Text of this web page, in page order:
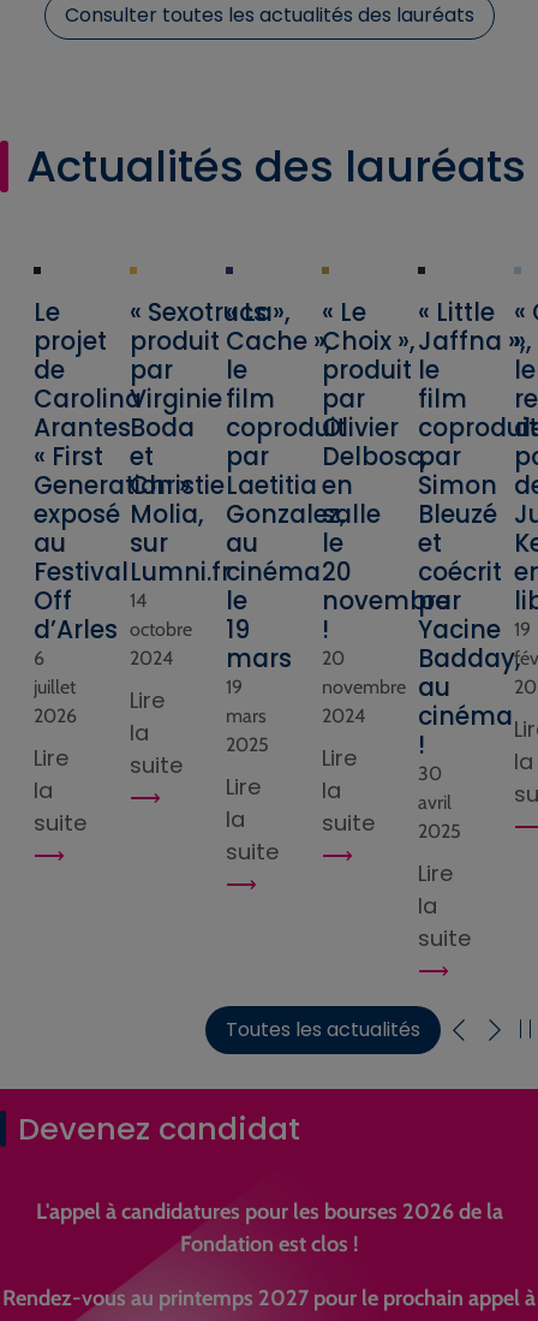
Consulter toutes les actualités des lauréats
Actualités des lauréats
Le
projet
de
Carolina
Arantes
« First
Generation »
exposé
au
Festival
Off
d’Arles
6
juillet
2026
Lire
la
suite
« Sexotrucs »,
produit
par
Virginie
Boda
et
Christie
Molia,
sur
Lumni.fr
14
octobre
2024
Lire
la
suite
« La
Cache »,
le
film
coproduit
par
Laetitia
Gonzalez,
au
cinéma
le
19
mars
19
mars
2025
Lire
la
suite
« Le
Choix »,
produit
par
Olivier
Delbosc,
en
salle
le
20
novembre
!
20
novembre
2024
Lire
la
suite
« Little
Jaffna »,
le
film
coproduit
par
Simon
Bleuzé
et
coécrit
par
Yacine
Badday,
au
cinéma
!
30
avril
2025
Lire
la
suite
«
»,
le
19
la
Toutes les actualités
Devenez candidat
L'appel à candidatures pour les bourses 2026 de la
Fondation est clos !
Rendez-vous au printemps 2027 pour le prochain appel à